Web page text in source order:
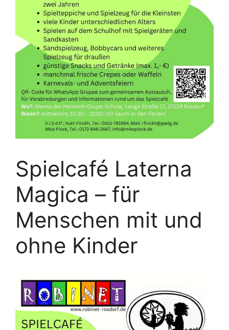
Spielcafé Laterna
Magica – für
Menschen mit und
ohne Kinder